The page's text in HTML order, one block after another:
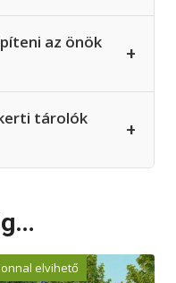
az önök
+
tárolók
+
elvihető